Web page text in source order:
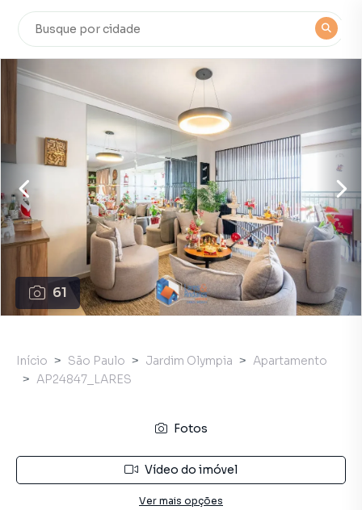
61
Início São Paulo Jardim Olympia
Apartamento
AP24847_LARES
Fotos
Vídeo do imóvel
Ver mais opções